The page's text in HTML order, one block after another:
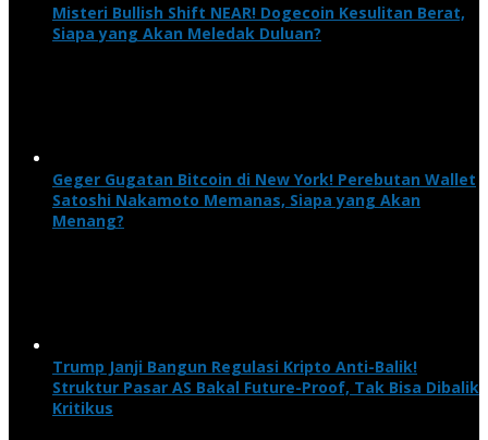
Misteri Bullish Shift NEAR! Dogecoin Kesulitan Berat,
Siapa yang Akan Meledak Duluan?
Geger Gugatan Bitcoin di New York! Perebutan Wallet
Satoshi Nakamoto Memanas, Siapa yang Akan
Menang?
Trump Janji Bangun Regulasi Kripto Anti-Balik!
Struktur Pasar AS Bakal Future-Proof, Tak Bisa Dibalik
Kritikus